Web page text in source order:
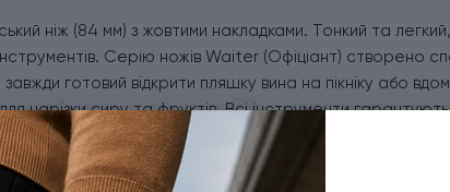
ніж (84 мм) з жовтими накладками. Тонкий та легкий,
Серію ножів Waiter (Офіціант) створено
готовий відкрити пляшку вина на пікніку або
нарізки сиру та фруктів. Всі інструменти
складаний ніж Вікторінокс має 9 функцій: